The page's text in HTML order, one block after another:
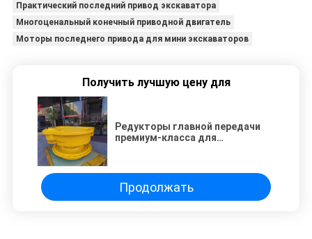
Практический последний привод экскаватора
Многоценальный конечный приводной двигатель
Моторы последнего привода для мини экскаваторов
Получить лучшую цену для
Редукторы главной передачи
премиум-класса для
Продолжать